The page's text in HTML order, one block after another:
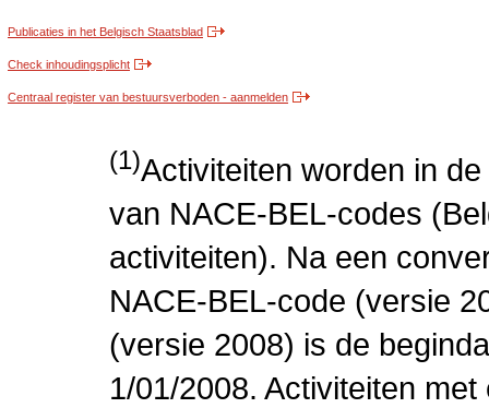
Publicaties in het Belgisch Staatsblad
Check inhoudingsplicht
Centraal register van bestuursverboden - aanmelden
(1)Activiteiten worden in
van NACE-BEL-codes
activiteiten). Na een
NACE-BEL-code (versie
(versie 2008) is de
1/01/2008. Activiteiten